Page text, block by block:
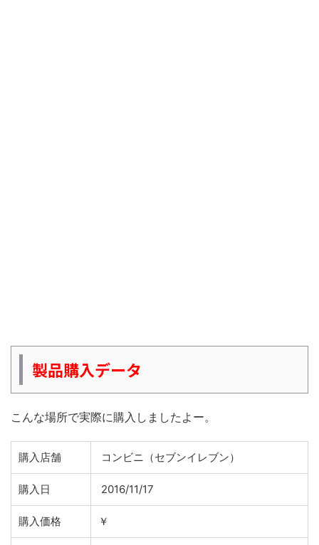
製品購入データ
こんな場所で実際に購入しましたよー。
購入店舗 コンビニ（セブンイレブン）
購入日 2016/11/17
購入価格 ￥